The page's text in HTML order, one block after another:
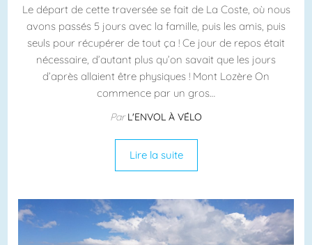
Le départ de cette traversée se fait de La Coste, où nous
avons passés 5 jours avec la famille, puis les amis, puis
seuls pour récupérer de tout ça ! Ce jour de repos était
nécessaire, d’autant plus qu’on savait que les jours
d’après allaient être physiques ! Mont Lozère On
commence par un gros…
ParL'ENVOL À VÉLO
Lire la suite